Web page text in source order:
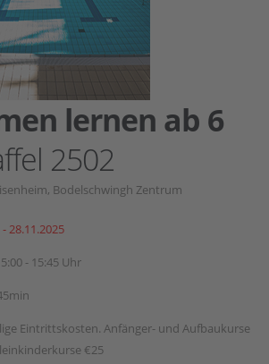
lernen ab 6
2502
Bodelschwingh Zentrum
28.11.2025
- 15:45 Uhr
Eintrittskosten. Anfänger- und Aufbaukurse
€25